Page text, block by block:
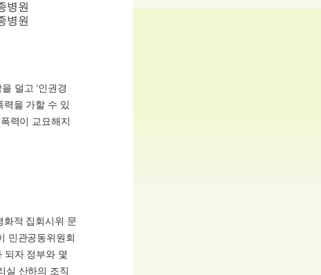
병원
병원
덜고 ‘인권경
력을 가할 수 있
력이 교묘해지
화적 집회시위 문
민관공동위원회
되자 정부와 몇
실 산하의 조직